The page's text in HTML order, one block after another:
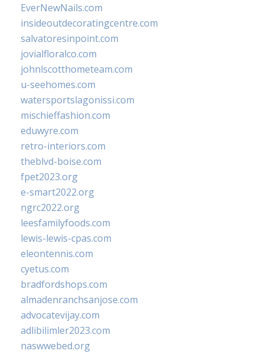
EverNewNails.com
insideoutdecoratingcentre.com
salvatoresinpoint.com
jovialfloralco.com
johnlscotthometeam.com
u-seehomes.com
watersportslagonissi.com
mischieffashion.com
eduwyre.com
retro-interiors.com
theblvd-boise.com
fpet2023.org
e-smart2022.org
ngrc2022.org
leesfamilyfoods.com
lewis-lewis-cpas.com
eleontennis.com
cyetus.com
bradfordshops.com
almadenranchsanjose.com
advocatevijay.com
adlibilimler2023.com
naswwebed.org